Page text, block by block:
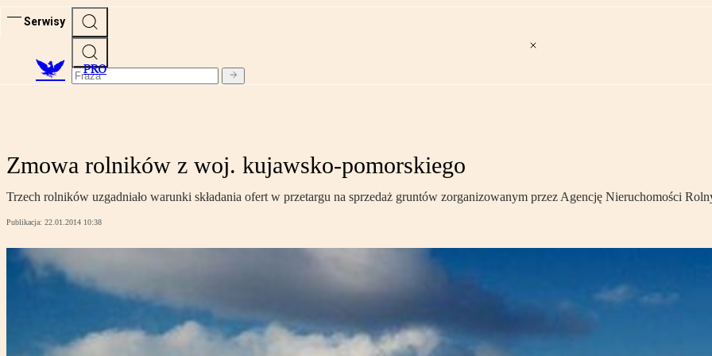
Serwisy
PRO
Zmowa rolników z woj. kujawsko-pomorskiego
Trzech rolników uzgadniało warunki składania ofert w przetargu na sprzedaż gruntów zorganizowanym przez Agencję Nieruchomości
Publikacja: 22.01.2014 10:38